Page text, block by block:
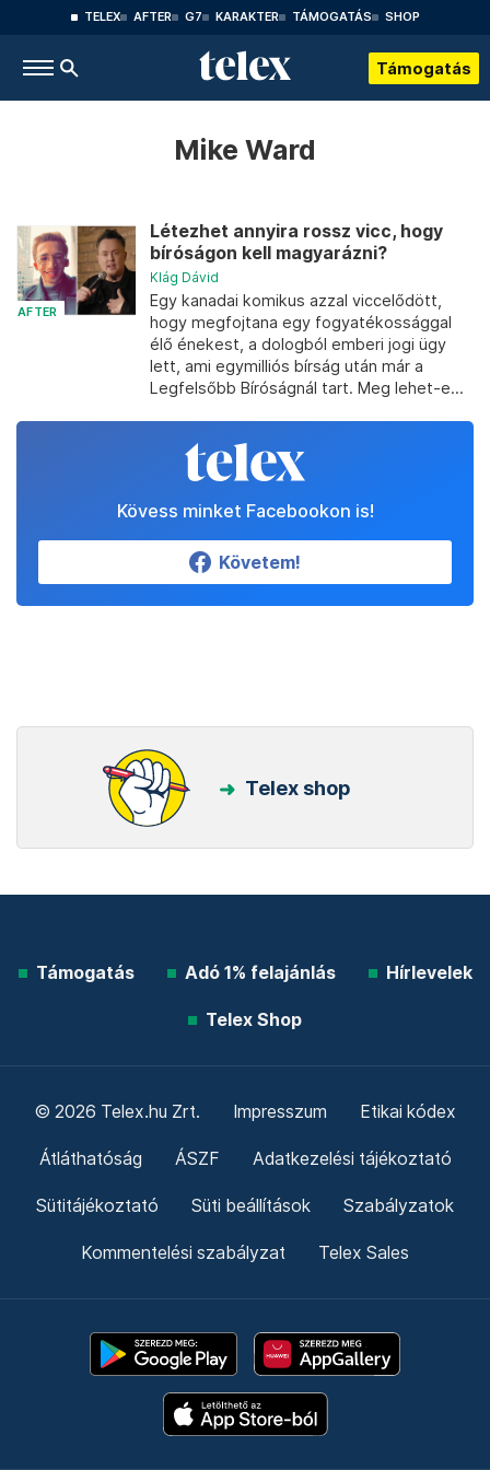
TELEX AFTER G7 KARAKTER TÁMOGATÁS SHOP
Támogatás
Mike Ward
AFTER
Létezhet annyira rossz vicc, hogy
bíróságon kell magyarázni?
Klág Dávid
Egy kanadai komikus azzal viccelődött,
hogy megfojtana egy fogyatékossággal
élő énekest, a dologból emberi jogi ügy
lett, ami egymilliós bírság után már a
Legfelsőbb Bíróságnál tart. Meg lehet-e...
Kövess minket Facebookon is!
Követem!
Telex shop
Támogatás Adó 1% felajánlás Hírlevelek
Telex Shop
© 2026 Telex.hu Zrt. Impresszum Etikai kódex
Átláthatóság ÁSZF Adatkezelési tájékoztató
Sütitájékoztató Süti beállítások Szabályzatok
Kommentelési szabályzat Telex Sales